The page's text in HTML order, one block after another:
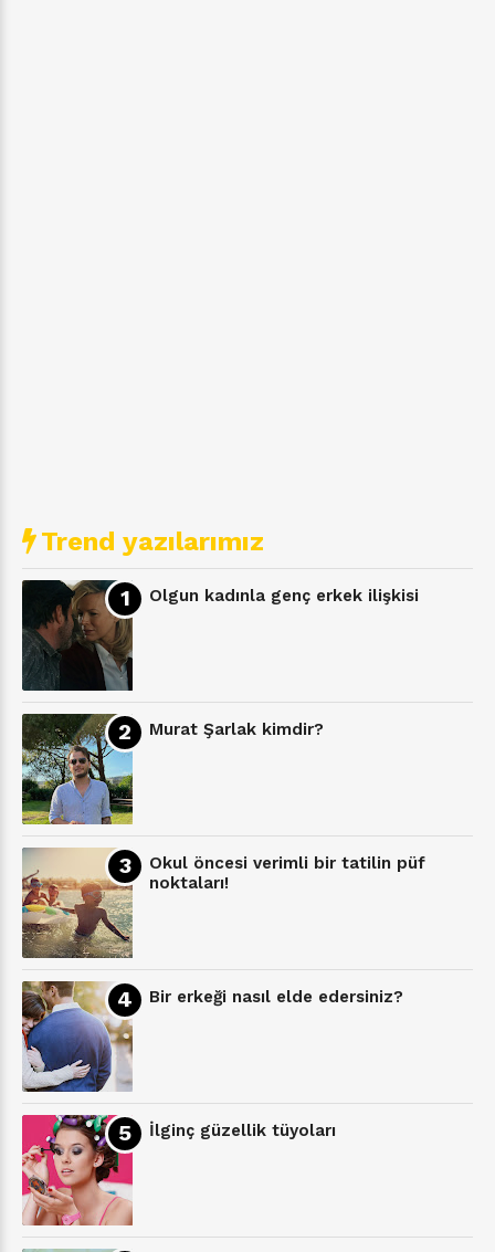
Trend yazılarımız
Olgun kadınla genç erkek ilişkisi
Murat Şarlak kimdir?
Okul öncesi verimli bir tatilin püf
noktaları!
Bir erkeği nasıl elde edersiniz?
İlginç güzellik tüyoları